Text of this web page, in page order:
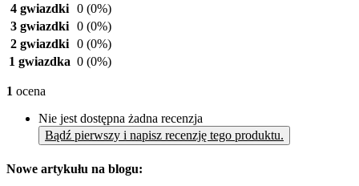
4 gwiazdki 0 (0%)
3 gwiazdki 0 (0%)
2 gwiazdki 0 (0%)
1 gwiazdka 0 (0%)
1 ocena
Nie jest dostępna żadna recenzja
Bądź pierwszy i napisz recenzję tego produktu.
Nowe artykułu na blogu: